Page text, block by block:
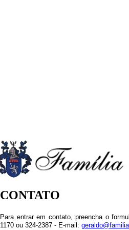
CONTATO
Para entrar em contato, preencha o
1170 ou 324-2387 - E-mail: